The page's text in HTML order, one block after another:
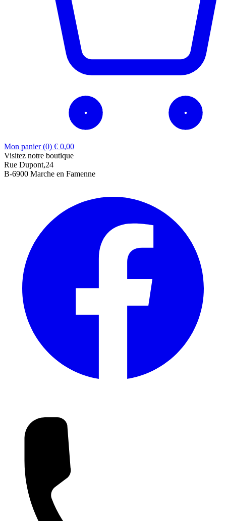
Mon panier (0) € 0,00
Visitez notre boutique
Rue Dupont,24
B-6900 Marche en Famenne